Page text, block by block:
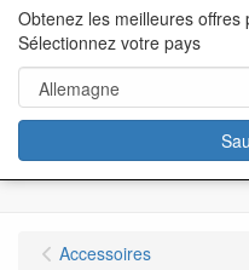
content="18/11/2025″/>
Accessoires
Obtenez les meilleures
Sélectionnez votre pays